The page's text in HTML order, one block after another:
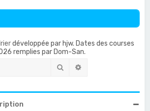
développée par hjw. Dates des courses
remplies par Dom-San.
Rechercher